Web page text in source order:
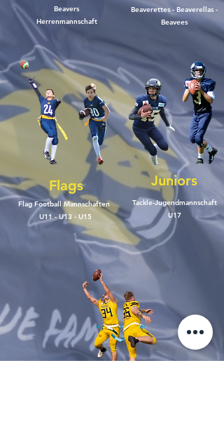
Beavers
Herrenmannschaft
Flags
Flag Football Mannschaften
U11 - U13 - U15
Beaverettes - Beaverellas -
Beavees
Juniors
Tackle-Jugendmannschaft
U17